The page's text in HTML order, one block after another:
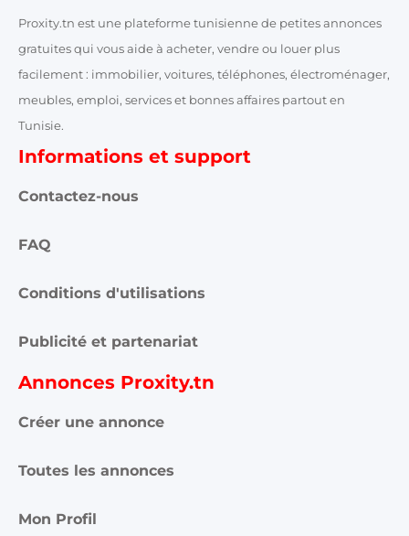
Proxity.tn est une plateforme tunisienne de petites annonces
gratuites qui vous aide à acheter, vendre ou louer plus
facilement : immobilier, voitures, téléphones, électroménager,
meubles, emploi, services et bonnes affaires partout en
Tunisie.
Informations et support
Contactez-nous
FAQ
Conditions d'utilisations
Publicité et partenariat
Annonces Proxity.tn
Créer une annonce
Toutes les annonces
Mon Profil